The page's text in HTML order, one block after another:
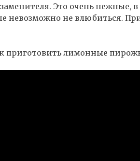
Это очень нежные,
невозможно не влюбиться.
приготовить лимонные